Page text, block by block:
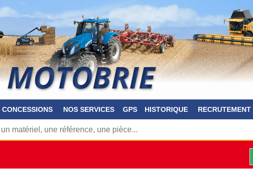
CONCESSIONS NOS SERVICES GPS HISTORIQUE RECRUTEMENT